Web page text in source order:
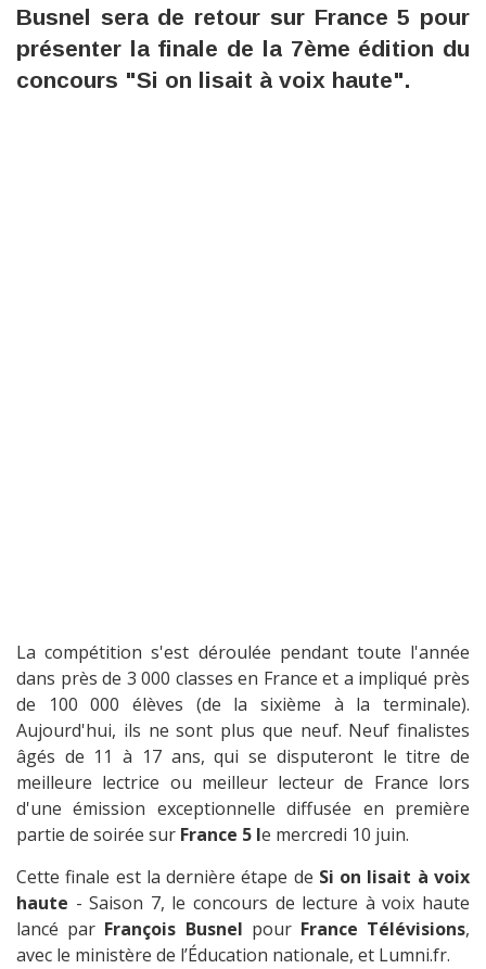
Busnel sera de retour sur France 5 pour
présenter la finale de la 7ème édition du
concours "Si on lisait à voix haute".
La compétition s'est déroulée pendant toute l'année
dans près de 3 000 classes en France et a impliqué près
de 100 000 élèves (de la sixième à la terminale).
Aujourd'hui, ils ne sont plus que neuf. Neuf finalistes
âgés de 11 à 17 ans, qui se disputeront le titre de
meilleure lectrice ou meilleur lecteur de France lors
d'une émission exceptionnelle diffusée en première
partie de soirée sur France 5 le mercredi 10 juin.
Cette finale est la dernière étape de Si on lisait à voix
haute - Saison 7, le concours de lecture à voix haute
lancé par François Busnel pour France Télévisions,
avec le ministère de l’Éducation nationale, et Lumni.fr.